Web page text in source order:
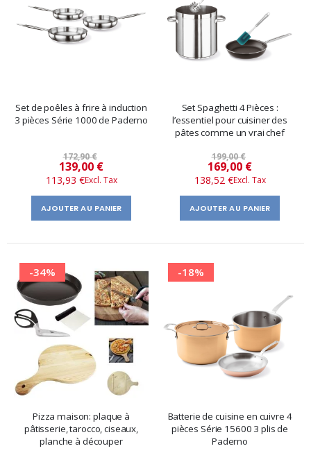
Set de poêles à frire à induction
3 pièces Série 1000 de Paderno
172,90 €
Prix
spécial
139,00 €
113,93 €
AJOUTER AU PANIER
Set Spaghetti 4 Pièces :
l’essentiel pour cuisiner des
pâtes comme un vrai chef
199,00 €
Prix
spécial
169,00 €
138,52 €
AJOUTER AU PANIER
-34%
Pizza maison: plaque à
pâtisserie, tarocco, ciseaux,
planche à découper
-18%
Batterie de cuisine en cuivre 4
pièces Série 15600 3 plis de
Paderno